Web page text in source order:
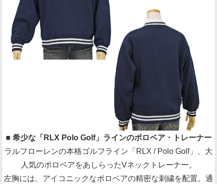
■ 希少な「RLX Polo Golf」ラインのポロベア・トレーナー
ラルフローレンの本格ゴルフライン「RLX / Polo Golf」、大
人気のポロベアをあしらったVネックトレーナー。
左胸には、アイコニックなポロベアの精密な刺繍を配置。通